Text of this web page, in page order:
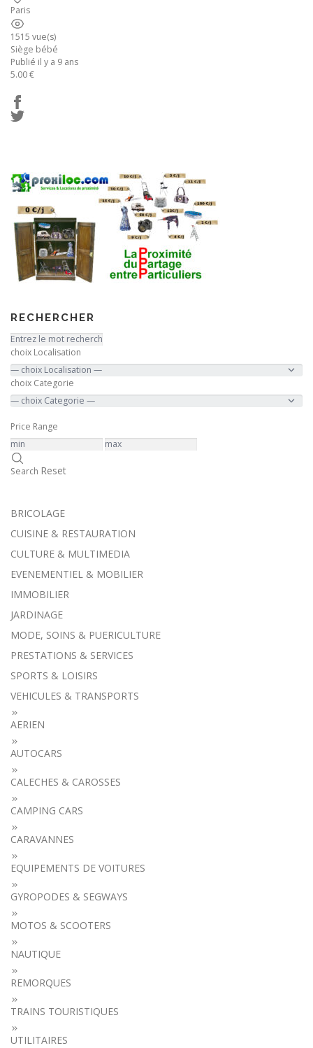
Paris
1515 vue(s)
Siège bébé
Publié il y a 9 ans
5.00 €
RECHERCHER
choix Localisation
choix Categorie
Price Range
Search Reset
BRICOLAGE
CUISINE & RESTAURATION
CULTURE & MULTIMEDIA
EVENEMENTIEL & MOBILIER
IMMOBILIER
JARDINAGE
MODE, SOINS & PUERICULTURE
PRESTATIONS & SERVICES
SPORTS & LOISIRS
VEHICULES & TRANSPORTS
AERIEN
AUTOCARS
CALECHES & CAROSSES
CAMPING CARS
CARAVANNES
EQUIPEMENTS DE VOITURES
GYROPODES & SEGWAYS
MOTOS & SCOOTERS
NAUTIQUE
REMORQUES
TRAINS TOURISTIQUES
UTILITAIRES